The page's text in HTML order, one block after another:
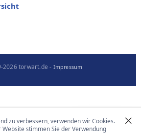
2026 torwart.de - Impressum
zu verbessern, verwenden wir Cookies.
stimmen Sie der Verwendung